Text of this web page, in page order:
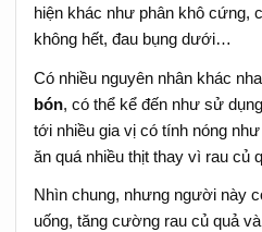
hiện khác như phân khô cứng,
không hết, đau bụng dưới…
Có nhiều nguyên nhân khác
bón, có thể kể đến như sử
tới nhiều gia vị có tính nóng
ăn quá nhiều thịt thay vì rau củ
Nhìn chung, nhưng người này
uống, tăng cường rau củ quả